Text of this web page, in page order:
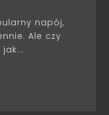
napój,
Ale czy